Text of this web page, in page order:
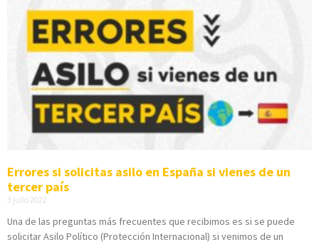
Errores si solicitas asilo en España si vienes de un
tercer país
3 julio 2022
Una de las preguntas más frecuentes que recibimos es si se puede
solicitar Asilo Político (Protección Internacional) si venimos de un